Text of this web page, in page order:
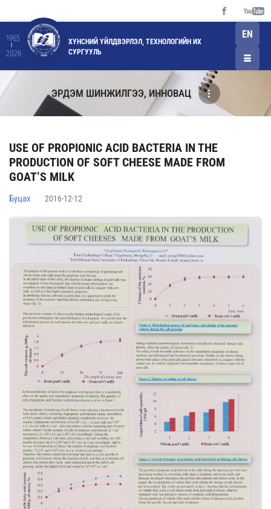
1965
2026
ХҮНСНИЙ ҮЙЛДВЭРЛЭЛ, ТЕХНОЛОГИЙН ИХ
СУРГУУЛЬ
EN
ЭРДЭМ ШИНЖИЛГЭЭ, ИННОВАЦ
USE OF PROPIONIC ACID BACTERIA IN THE
PRODUCTION OF SOFT CHEESE MADE FROM
GOAT’S MILK
Буцах 2016-12-12